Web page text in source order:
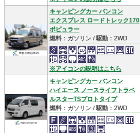
キャンピングカー バンコン
エクスプレス ロードトレック170
ポピュラー
燃料：ガソリン /駆動：2WD
※アイコンの説明はこちら
キャンピングカー バンコン
ハイエース ノースライフトラベ
ルスターTSプロトタイプ
燃料：ガソリン /駆動：2WD